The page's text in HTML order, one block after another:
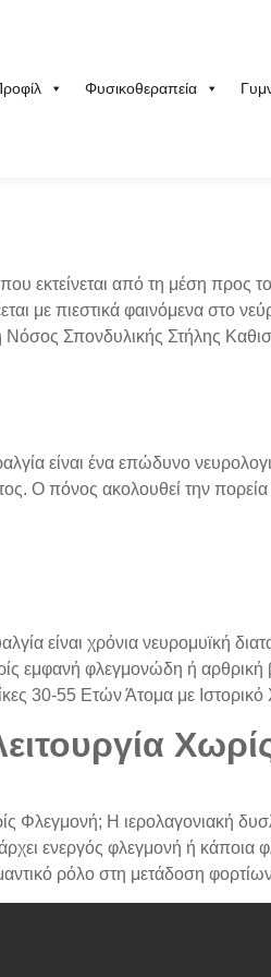
Φυσικοθεραπεία
που εκτείνεται από τη μέση
με πιεστικά φαινόμενα στο
Σπονδυλικής Στήλης
είναι ένα επώδυνο
Ο πόνος ακολουθεί την
είναι χρόνια νευρομυϊκή
εμφανή φλεγμονώδη ή αρθρική
30-55 Ετών Άτομα με
Φλεγμονή; Η ιερολαγονιακή
ενεργός φλεγμονή ή
ρόλο στη μετάδοση